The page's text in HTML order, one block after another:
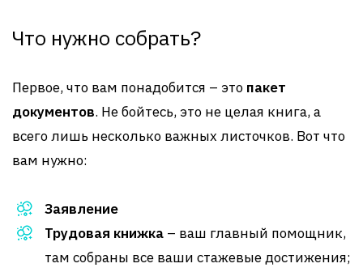
Что нужно собрать?
Первое, что вам понадобится – это пакет
документов. Не бойтесь, это не целая книга, а
всего лишь несколько важных листочков. Вот что
вам нужно:
Заявление
Трудовая книжка – ваш главный помощник,
там собраны все ваши стажевые достижения;